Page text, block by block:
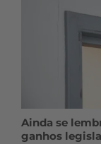
Ainda se
ganhos